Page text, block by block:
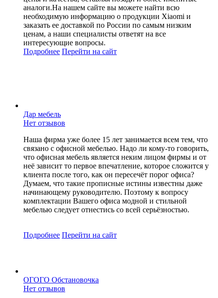
аналоги.На нашем сайте вы можете найти всю
необходимую информацию о продукции Xiaomi и
заказать ее доставкой по России по самым низким
ценам, а наши специалисты ответят на все
интересующие вопросы.
Подробнее Перейти на сайт
Дар мебель
Нет отзывов
Наша фирма уже более 15 лет занимается всем тем, что
связано с офисной мебелью. Надо ли кому-то говорить,
что офисная мебель является неким лицом фирмы и от
неё зависит то первое впечатление, которое сложится у
клиента после того, как он пересечёт порог офиса?
Думаем, что такие прописные истины известны даже
начинающему руководителю. Поэтому к вопросу
комплектации Вашего офиса модной и стильной
мебелью следует отнестись со всей серьёзностью.
Подробнее Перейти на сайт
ОГОГО Обстановочка
Нет отзывов